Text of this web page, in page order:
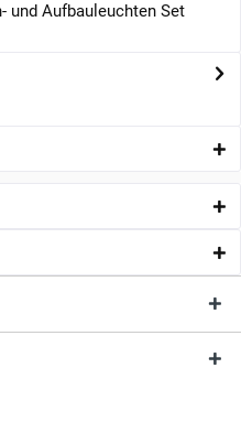
und Aufbauleuchten Set